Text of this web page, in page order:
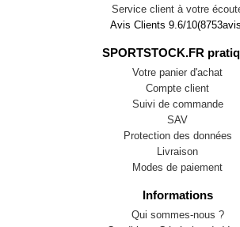
Service client à votre
Avis Clients 9.6/10(8753
SPORTSTOCK.FR
Votre panier d'achat
Compte client
Suivi de commande
SAV
Protection des données
Livraison
Modes de paiement
Informations
Qui sommes-nous ?